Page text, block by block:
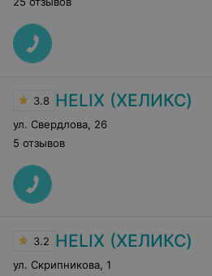
3.8 HELIX (ХЕЛИКС)
ул. Свердлова 26
5 отзывов
3.2 HELIX (ХЕЛИКС)
ул. Скрипникова 1